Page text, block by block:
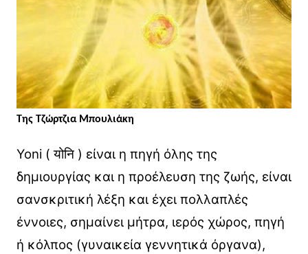
Της Τζώρτζια Μπουλιάκη
Yoni ( योनि ) είναι η πηγή όλης της
δημιουργίας και η προέλευση της ζωής, είναι
σανσκριτική λέξη και έχει πολλαπλές
έννοιες, σημαίνει μήτρα, ιερός χώρος, πηγή
ή κόλπος (γυναικεία γεννητικά όργανα),